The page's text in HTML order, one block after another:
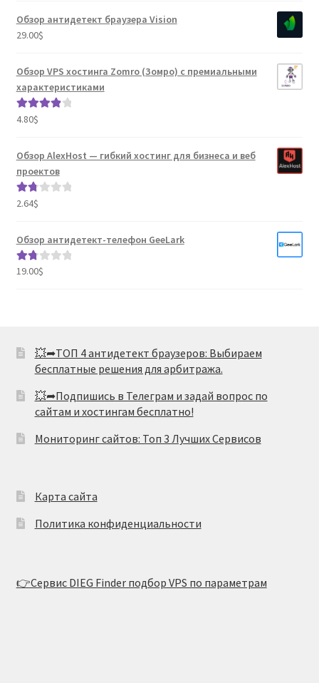
Обзор антидетект браузера Vision
29.00$
Обзор VPS хостинга Zomro (Зомро) с премиальными
характеристиками
Оценка
4.80$
Обзор AlexHost — гибкий хостинг для бизнеса и веб
проектов
Оце
1.80
из 5
2.64$
Обзор антидетект-телефон GeeLark
Оце
19.00$
💥➦ТОП 4 антидетект браузеров: Выбираем
бесплатные решения для арбитража.
💥➦Подпишись в Телеграм и задай вопрос по
сайтам и хостингам бесплатно!
Мониторинг сайтов: Топ 3 Лучших Сервисов
Карта сайта
Политика конфиденциальности
👉Сервис DIEG Finder подбор VPS по параметрам